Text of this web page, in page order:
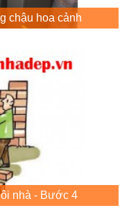
chậu hoa cảnh
nhà - Bước 4